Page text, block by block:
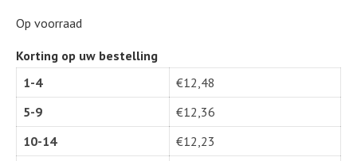
Op voorraad
Korting op uw bestelling
1-4
€12,48
5-9
€12,36
10-14
€12,23